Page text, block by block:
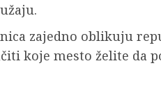
zajedno oblikuju
koje mesto želite da